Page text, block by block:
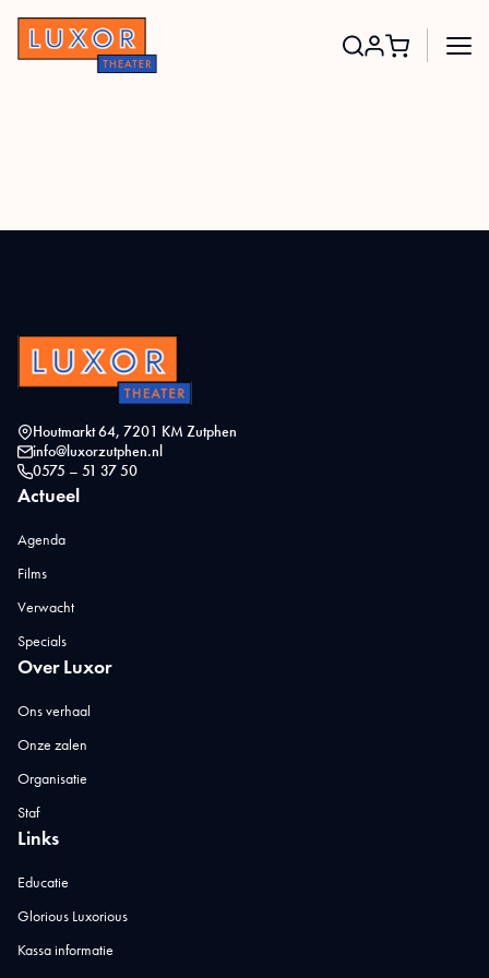
Houtmarkt 64, 7201 KM Zutphen
info@luxorzutphen.nl
0575 – 51 37 50
Actueel
Agenda
Films
Verwacht
Specials
Over Luxor
Ons verhaal
Onze zalen
Organisatie
Staf
Links
Educatie
Glorious Luxorious
Kassa informatie